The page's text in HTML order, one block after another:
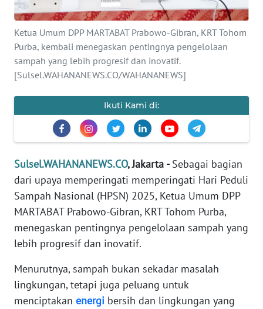
Ketua Umum DPP MARTABAT Prabowo-Gibran, KRT Tohom
Purba, kembali menegaskan pentingnya pengelolaan
sampah yang lebih progresif dan inovatif.
[Sulsel.WAHANANEWS.CO/WAHANANEWS]
Ikuti Kami di:
Sulsel.WAHANANEWS.CO, Jakarta -Sebagai bagian
dari upaya memperingati memperingati Hari Peduli
Sampah Nasional (HPSN) 2025, Ketua Umum DPP
MARTABAT Prabowo-Gibran, KRT Tohom Purba,
menegaskan pentingnya pengelolaan sampah yang
lebih progresif dan inovatif.
Menurutnya, sampah bukan sekadar masalah
lingkungan, tetapi juga peluang untuk
menciptakan energi bersih dan lingkungan yang
KAMI
INFO
IKLAN
TENTANG
KAMI
PEDOMAN
REDAKSI
KARIR
DISCLAIMER
Wahana
News
Regional